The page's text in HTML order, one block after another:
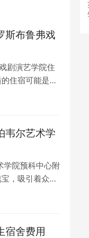
斯布鲁弗戏
剧演艺学院住
住宿可能是留
韦尔艺术学
学院预科中心附
，吸引着众多
宿舍费用